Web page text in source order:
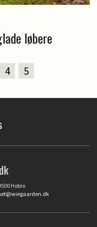
løbere
4 5
Hobro